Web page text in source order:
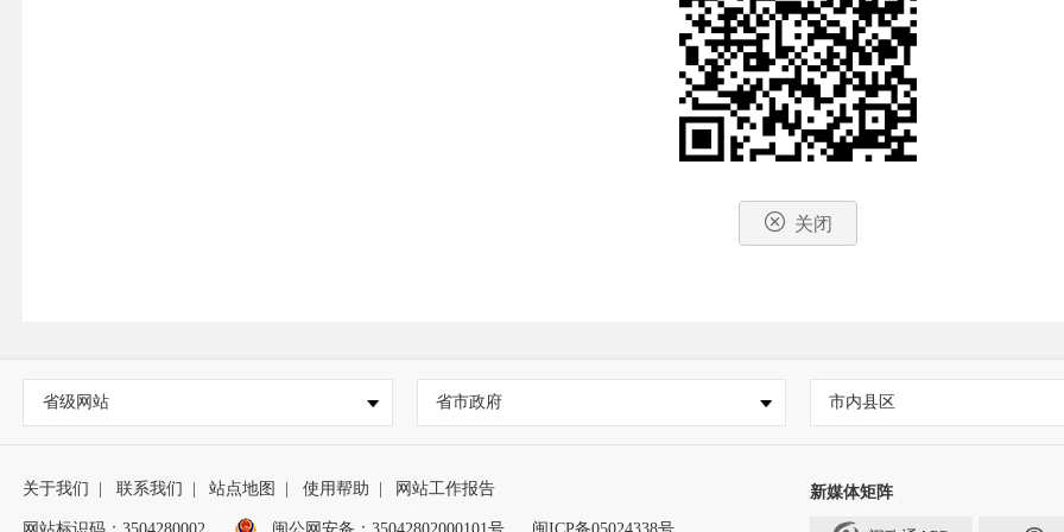
关闭
省级网站 省市政府 市内县区
关于我们 | 联系我们 | 站点地图 | 使用帮助 | 网站工作报告 新媒体矩阵